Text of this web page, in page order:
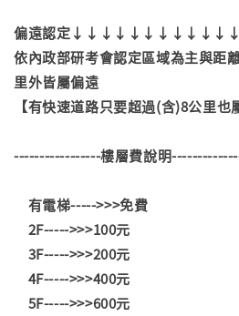
偏遠認定
依內政部研考會認定區域為主與距
里外皆屬偏遠
【有快速道路只要超過(含)8公里也
-----------------樓層費說明
有電梯----->>>免費
2F----->>>100元
3F----->>>200元
4F----->>>400元
5F----->>>600元